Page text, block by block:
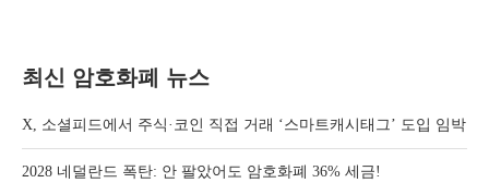
최신 암호화폐 뉴스
X, 소셜피드에서 주식·코인 직접 거래 ‘스마트캐시태그’ 도입 임박
2028 네덜란드 폭탄: 안 팔았어도 암호화폐 36% 세금!